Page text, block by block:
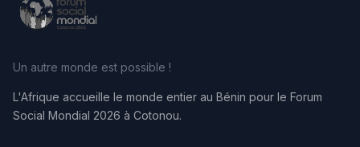
Un autre monde est possible !
L'Afrique accueille le monde entier au Bénin pour le Forum
Social Mondial 2026 à Cotonou.